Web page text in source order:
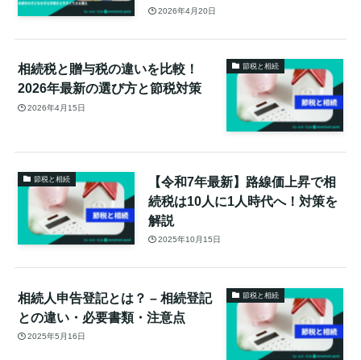
2026年4月20日
節税と相続
相続税と贈与税の違いを比較！
2026年最新の選び方と節税対策
2026年4月15日
節税と相続
【令和7年最新】路線価上昇で相
続税は10人に1人時代へ！対策を
解説
2025年10月15日
節税と相続
相続人申告登記とは？ – 相続登記
との違い・必要書類・注意点
2025年5月16日